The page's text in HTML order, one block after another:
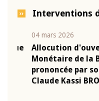
Interventions
04 mars 2026
Allocution
Monétaire de la
prononcée par son
Claude Kassi BROU